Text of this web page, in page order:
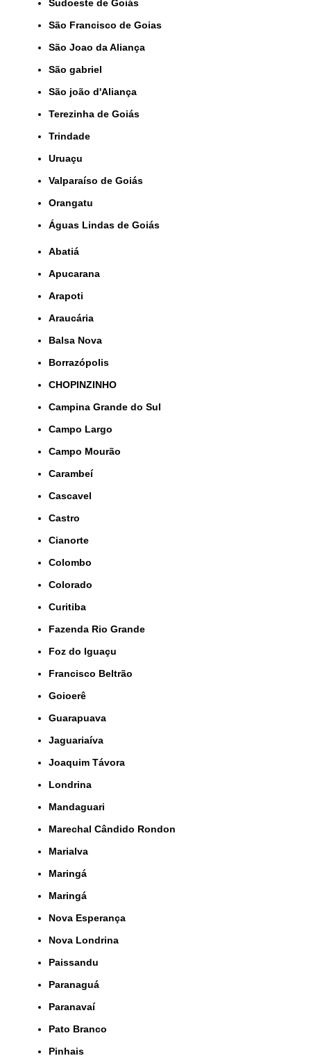
Sudoeste de Goiás
São Francisco de Goias
São Joao da Aliança
São gabriel
São joão d'Aliança
Terezinha de Goiás
Trindade
Uruaçu
Valparaíso de Goiás
orangatu
Águas Lindas de Goiás
Abatiá
Apucarana
Arapoti
Araucária
Balsa Nova
Borrazópolis
CHOPINZINHO
Campina Grande do Sul
Campo Largo
Campo Mourão
Carambeí
Cascavel
Castro
Cianorte
Colombo
Colorado
Curitiba
Fazenda Rio Grande
Foz do Iguaçu
Francisco Beltrão
Goioerê
Guarapuava
Jaguariaíva
Joaquim Távora
Londrina
Mandaguari
Marechal Cândido Rondon
Marialva
Maringá
Maringá
Nova Esperança
Nova Londrina
Paissandu
Paranaguá
Paranavaí
Pato Branco
Pinhais